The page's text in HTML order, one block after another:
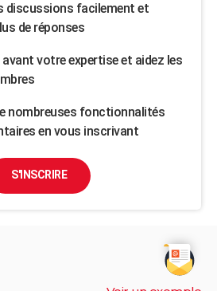
discussions facilement et
de réponses
votre expertise et aidez les
nombreuses fonctionnalités
en vous inscrivant
S'INSCRIRE